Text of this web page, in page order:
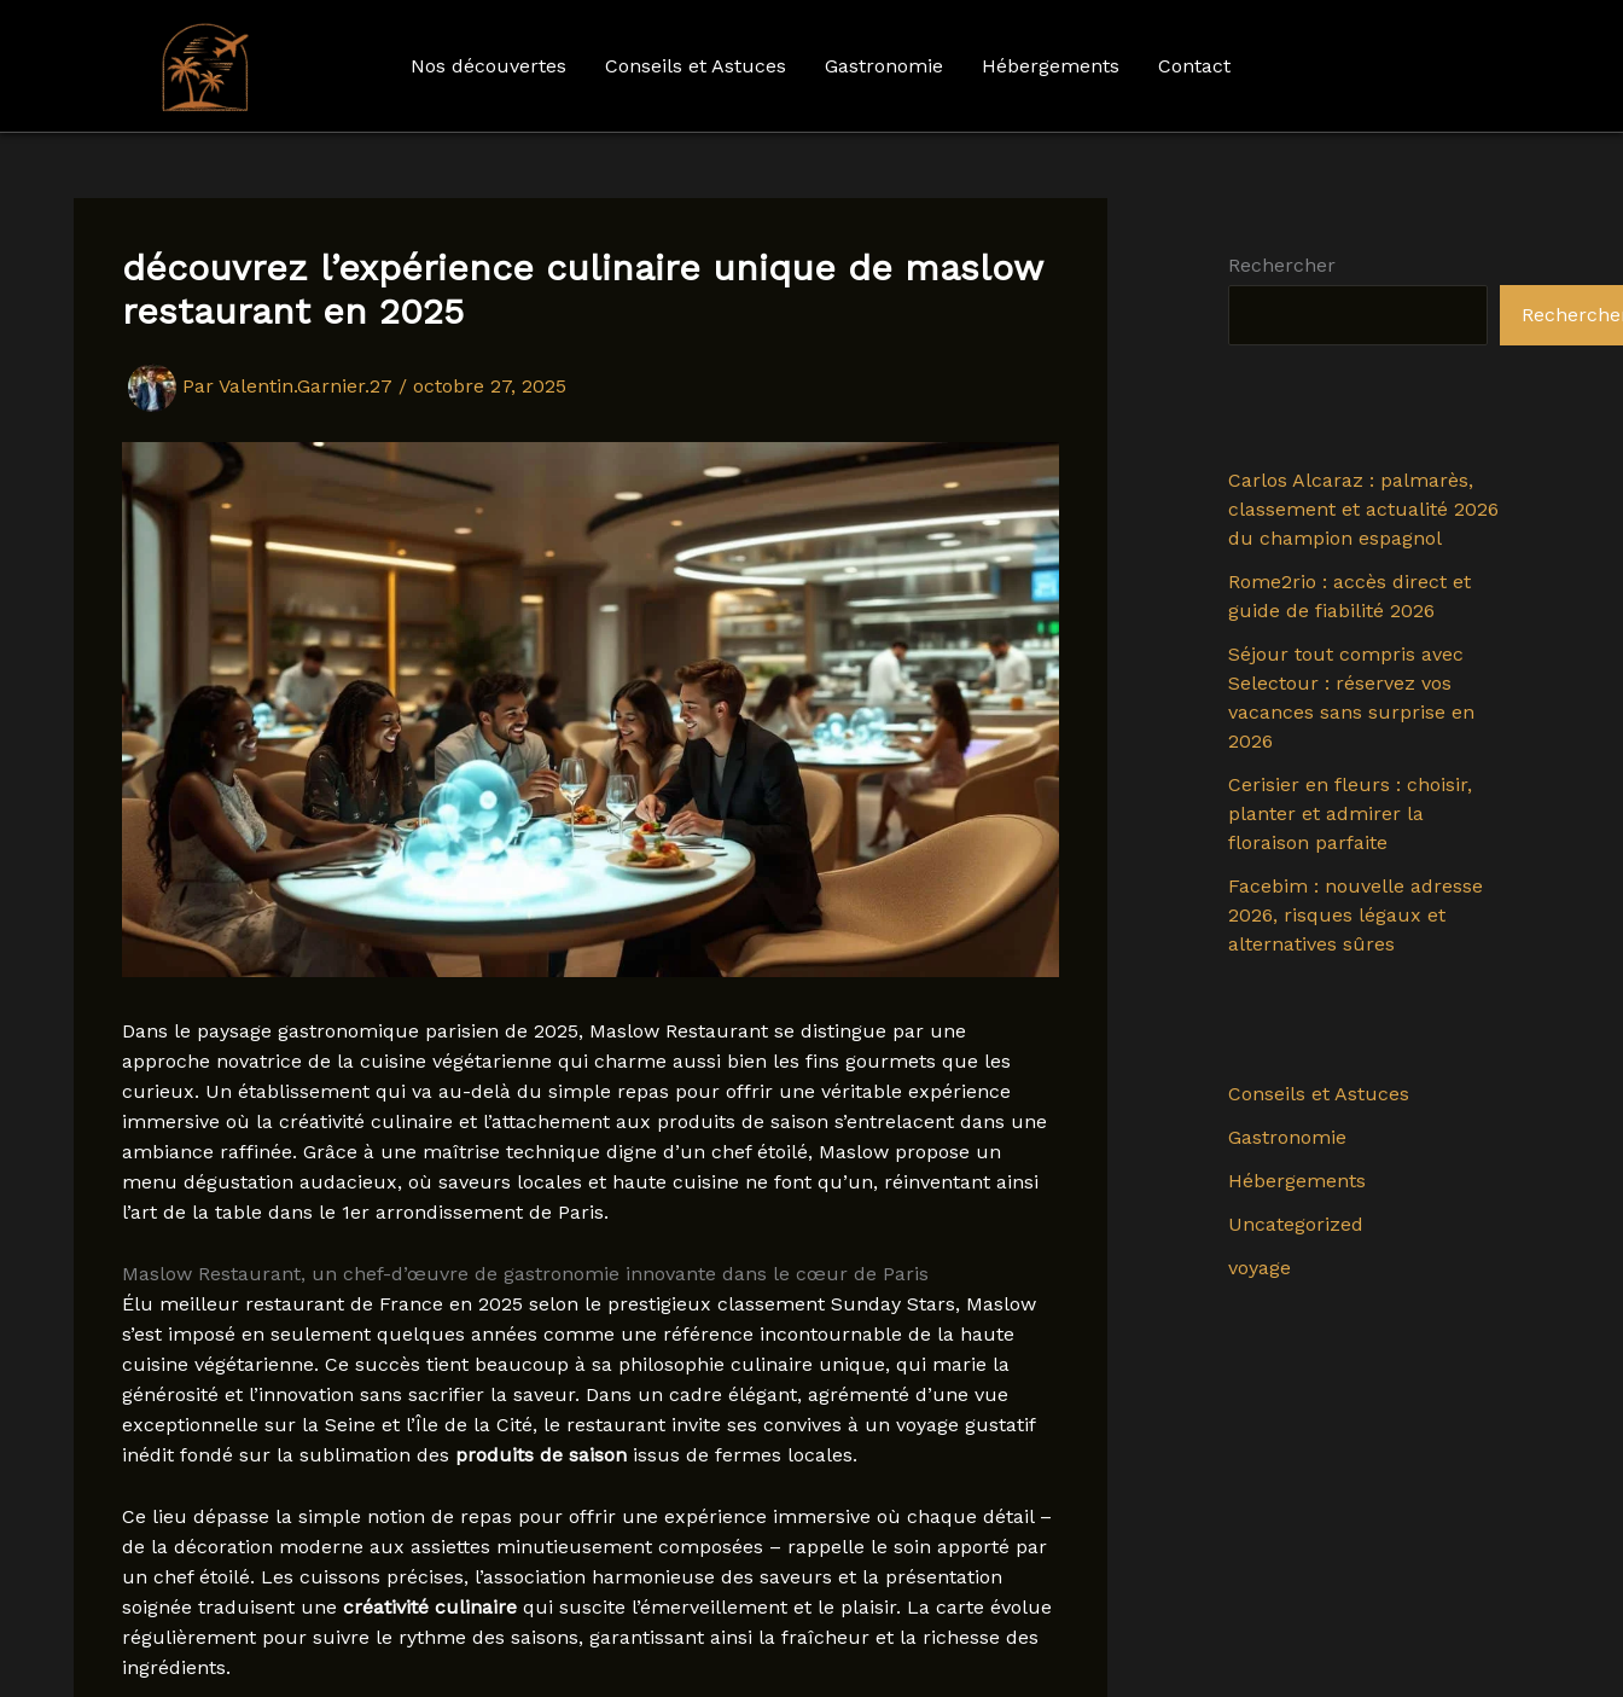
Aller
Nos découvertes Conseils et Astuces Gastronomie Hébergements Contact
découvrez l’expérience culinaire unique de maslow
restaurant en 2025
Par Valentin.Garnier.27 / octobre 27, 2025
Dans le paysage gastronomique parisien de 2025, Maslow Restaurant se distingue par une
approche novatrice de la cuisine végétarienne qui charme aussi bien les fins gourmets que les
curieux. Un établissement qui va au-delà du simple repas pour offrir une véritable expérience
immersive où la créativité culinaire et l’attachement aux produits de saison s’entrelacent dans une
ambiance raffinée. Grâce à une maîtrise technique digne d’un chef étoilé, Maslow propose un
menu dégustation audacieux, où saveurs locales et haute cuisine ne font qu’un, réinventant ainsi
l’art de la table dans le 1er arrondissement de Paris.
Maslow Restaurant, un chef-d’œuvre de gastronomie innovante dans le cœur de Paris
Élu meilleur restaurant de France en 2025 selon le prestigieux classement Sunday Stars, Maslow
s’est imposé en seulement quelques années comme une référence incontournable de la haute
cuisine végétarienne. Ce succès tient beaucoup à sa philosophie culinaire unique, qui marie la
générosité et l’innovation sans sacrifier la saveur. Dans un cadre élégant, agrémenté d’une vue
exceptionnelle sur la Seine et l’Île de la Cité, le restaurant invite ses convives à un voyage gustatif
inédit fondé sur la sublimation des produits de saisonissus de fermes locales.
Ce lieu dépasse la simple notion de repas pour offrir une expérience immersive où chaque détail –
de la décoration moderne aux assiettes minutieusement composées – rappelle le soin apporté par
un chef étoilé. Les cuissons précises, l’association harmonieuse des saveurs et la présentation
soignée traduisent une créativité culinairequi suscite l’émerveillement et le plaisir. La carte évolue
régulièrement pour suivre le rythme des saisons, garantissant ainsi la fraîcheur et la richesse des
ingrédients.
Rechercher
Carlos Alcaraz : palmarès,
classement et actualité 2026
du champion espagnol
Rome2rio : accès direct et
guide de fiabilité 2026
Séjour tout compris avec
Selectour : réservez vos
vacances sans surprise en
2026
Cerisier en fleurs : choisir,
planter et admirer la
floraison parfaite
Facebim : nouvelle adresse
2026, risques légaux et
alternatives sûres
Conseils et Astuces
Gastronomie
Hébergements
Uncategorized
voyage